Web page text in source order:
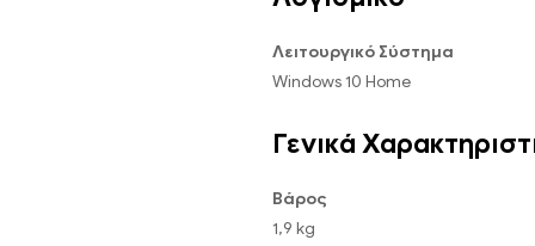
Λειτουργικό Σύστημα
Windows 10 Home
Γενικά
Βάρος
1,9 kg